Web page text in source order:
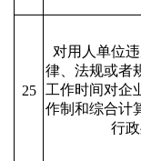
25
对用人单位
律、法规或者
工作时间对企
作制和综合计
行